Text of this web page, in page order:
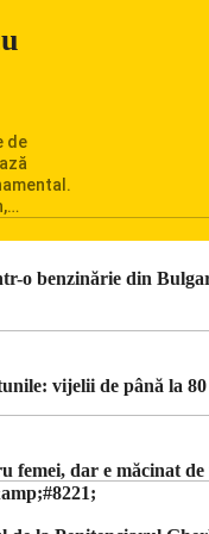
de
Ciucu
o benzinărie din
vijelii de până la
femei, dar e măcinat